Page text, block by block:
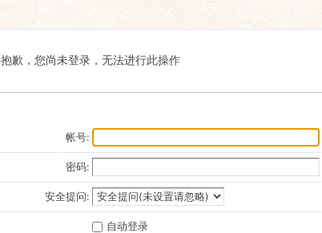
抱歉，您尚未登录，无法进行此操作
帐号:
密码:
安全提问:
自动登录